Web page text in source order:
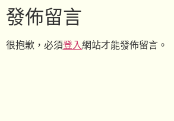
發佈留言
很抱歉，必須登入網站才能發佈留言。